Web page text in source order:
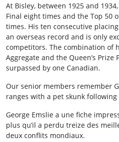
At Bisley, between 1925 and
Final eight times and the Top 50
times. His ten consecutive
an overseas record and is only
competitors. The combination of
Aggregate and the Queen’s
surpassed by one Canadian.
Our senior members remember
ranges with a pet skunk
George Emslie a une fiche
plus qu’il a perdu treize des
deux conflits mondiaux.